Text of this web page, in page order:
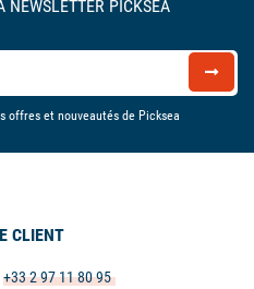
NEWSLETTER PICKSEA
offres et nouveautés de Picksea
CLIENT
+33 2 97 11 80 95